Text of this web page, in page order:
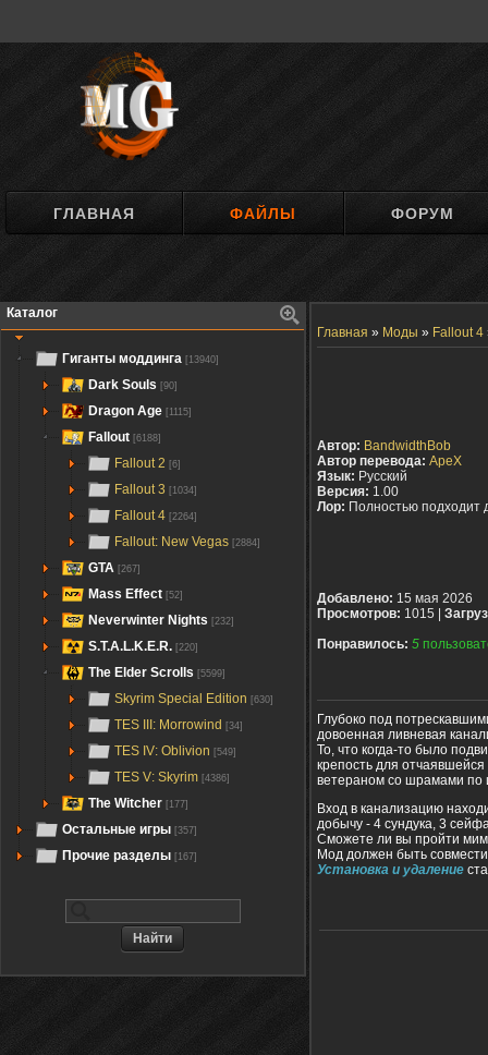
ГЛАВНАЯ ФАЙЛЫ ФОРУМ
Каталог
Гиганты моддинга [13940]
Dark Souls [90]
Dragon Age [1115]
Fallout [6188]
Fallout 2 [6]
Fallout 3 [1034]
Fallout 4 [2264]
Fallout: New Vegas [2884]
GTA [267]
Mass Effect [52]
Neverwinter Nights [232]
S.T.A.L.K.E.R. [220]
The Elder Scrolls [5599]
Skyrim Special Edition [630]
TES III: Morrowind [34]
TES IV: Oblivion [549]
TES V: Skyrim [4386]
The Witcher [177]
Остальные игры [357]
Прочие разделы [167]
Главная » Моды » Fallout 4
Автор: BandwidthBob
Автор перевода: ApeX
Язык: Русский
Версия: 1.00
Лор: Полностью подходит
Добавлено: 15 мая 2026
Просмотров: 1015 |
Понравилось: 5
Глубоко под
довоенная ливневая
То, что когда-то было
крепость для
ветераном со шрамами по
Вход в канализацию
добычу - 4 сундука, 3
Сможете ли вы пройти
Мод должен быть
Установка и удаление